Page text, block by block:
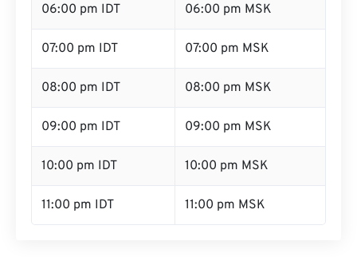
06:00 pm IDT 06:00 pm MSK
07:00 pm IDT 07:00 pm MSK
08:00 pm IDT 08:00 pm MSK
09:00 pm IDT 09:00 pm MSK
10:00 pm IDT 10:00 pm MSK
11:00 pm IDT 11:00 pm MSK